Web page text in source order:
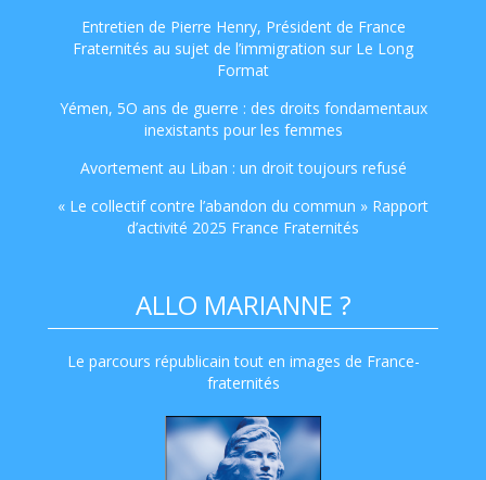
Entretien de Pierre Henry, Président de France
Fraternités au sujet de l’immigration sur Le Long
Format
Yémen, 5O ans de guerre : des droits fondamentaux
inexistants pour les femmes
Avortement au Liban : un droit toujours refusé
« Le collectif contre l’abandon du commun » Rapport
d’activité 2025 France Fraternités
ALLO MARIANNE ?
Le parcours républicain tout en images de France-
fraternités